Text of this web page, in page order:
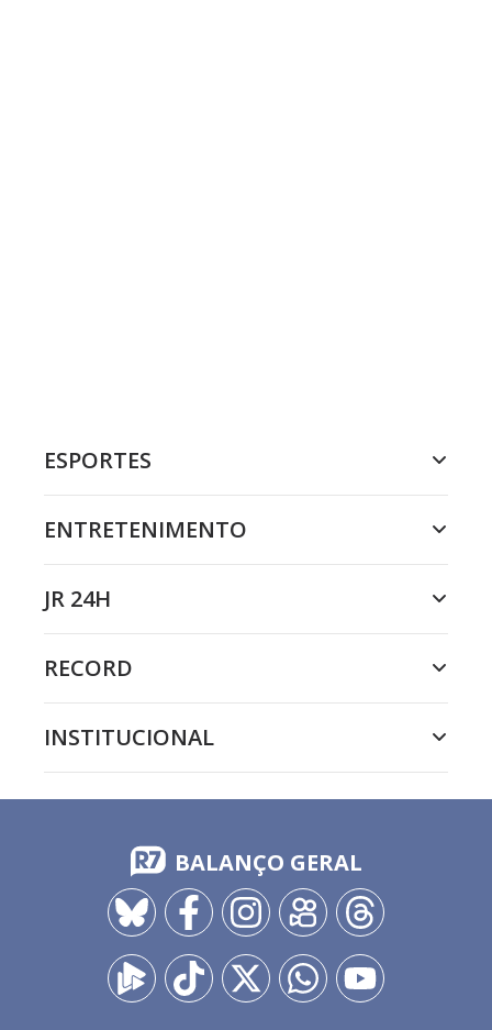
ESPORTES
ENTRETENIMENTO
JR 24H
RECORD
INSTITUCIONAL
BALANÇO GERAL